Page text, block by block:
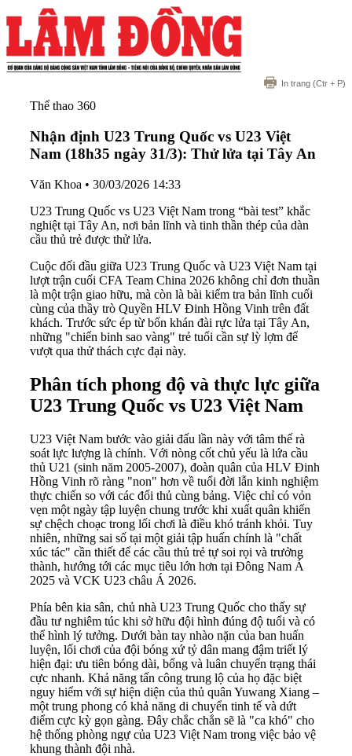
In trang (Ctr + P)
Thể thao 360
Nhận định U23 Trung Quốc vs U23 Việt
Nam (18h35 ngày 31/3): Thử lửa tại Tây An
Văn Khoa • 30/03/2026 14:33
U23 Trung Quốc vs U23 Việt Nam trong “bài test” khắc
nghiệt tại Tây An, nơi bản lĩnh và tinh thần thép của dàn
cầu thủ trẻ được thử lửa.
Cuộc đối đầu giữa U23 Trung Quốc và U23 Việt Nam tại
lượt trận cuối CFA Team China 2026 không chỉ đơn thuần
là một trận giao hữu, mà còn là bài kiểm tra bản lĩnh cuối
cùng của thầy trò Quyền HLV Đinh Hồng Vinh trên đất
khách. Trước sức ép từ bốn khán đài rực lửa tại Tây An,
những "chiến binh sao vàng" trẻ tuổi cần sự lỳ lợm để
vượt qua thử thách cực đại này.
Phân tích phong độ và thực lực giữa
U23 Trung Quốc vs U23 Việt Nam
U23 Việt Nam bước vào giải đấu lần này với tâm thế rà
soát lực lượng là chính. Với nòng cốt chủ yếu là lứa cầu
thủ U21 (sinh năm 2005-2007), đoàn quân của HLV Đinh
Hồng Vinh rõ ràng "non" hơn về tuổi đời lẫn kinh nghiệm
thực chiến so với các đối thủ cùng bảng. Việc chỉ có vỏn
vẹn một ngày tập luyện chung trước khi xuất quân khiến
sự chệch choạc trong lối chơi là điều khó tránh khỏi. Tuy
nhiên, những sai số tại một giải tập huấn chính là "chất
xúc tác" cần thiết để các cầu thủ trẻ tự soi rọi và trưởng
thành, hướng tới các mục tiêu lớn hơn tại Đông Nam Á
2025 và VCK U23 châu Á 2026.
Phía bên kia sân, chủ nhà U23 Trung Quốc cho thấy sự
đầu tư nghiêm túc khi sở hữu đội hình đúng độ tuổi và có
thể hình lý tưởng. Dưới bàn tay nhào nặn của ban huấn
luyện, lối chơi của đội bóng xứ tỷ dân mang đậm triết lý
hiện đại: ưu tiên bóng dài, bổng và luân chuyển trạng thái
cực nhanh. Khả năng tấn công trung lộ của họ đặc biệt
nguy hiểm với sự hiện diện của thủ quân Yuwang Xiang –
một trung phong có khả năng di chuyển tinh tế và dứt
điểm cực kỳ gọn gàng. Đây chắc chắn sẽ là "ca khó" cho
hệ thống phòng ngự của U23 Việt Nam trong việc bảo vệ
khung thành đội nhà.